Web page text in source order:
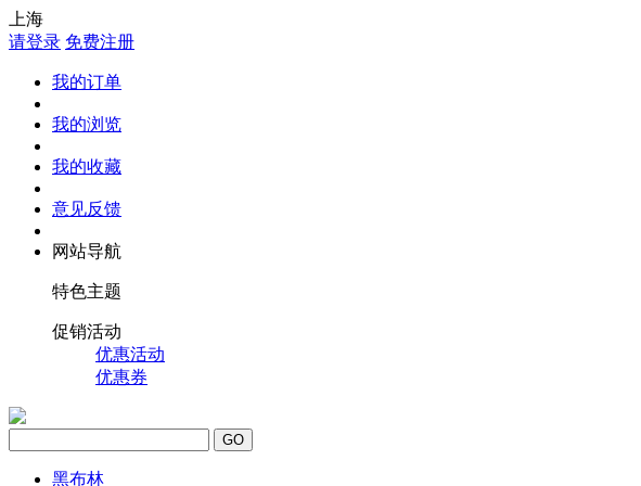
上海
请登录 免费注册
我的订单
我的浏览
我的收藏
意见反馈
网站导航
特色主题
促销活动
优惠活动
优惠券
GO
黑布林